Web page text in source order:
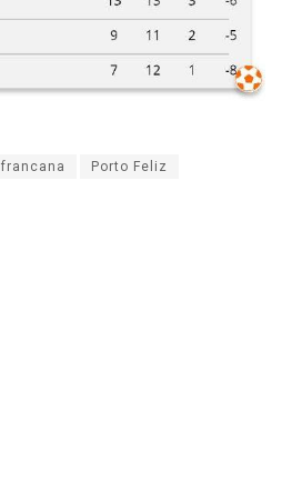
francana Porto Feliz